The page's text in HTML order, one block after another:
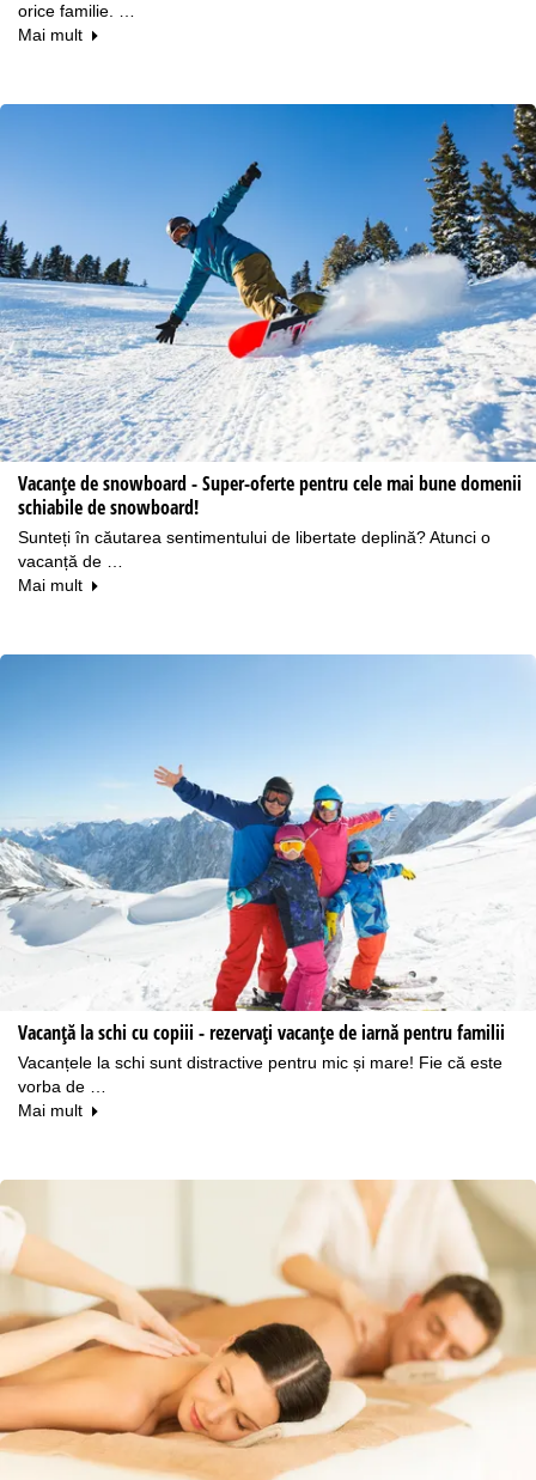
orice familie. …
Mai mult
Vacanțe de snowboard - Super-oferte pentru cele mai bune domenii
schiabile de snowboard!
Sunteți în căutarea sentimentului de libertate deplină? Atunci o
vacanță de …
Mai mult
Vacanţă la schi cu copiii - rezervați vacanțe de iarnă pentru familii
Vacanțele la schi sunt distractive pentru mic și mare! Fie că este
vorba de …
Mai mult